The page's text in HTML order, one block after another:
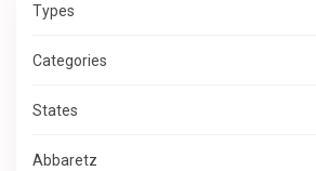
Types
Categories
States
Abbaretz